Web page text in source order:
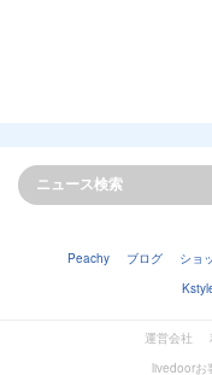
Peachy ブログ ショ
運営会社
livedoorお